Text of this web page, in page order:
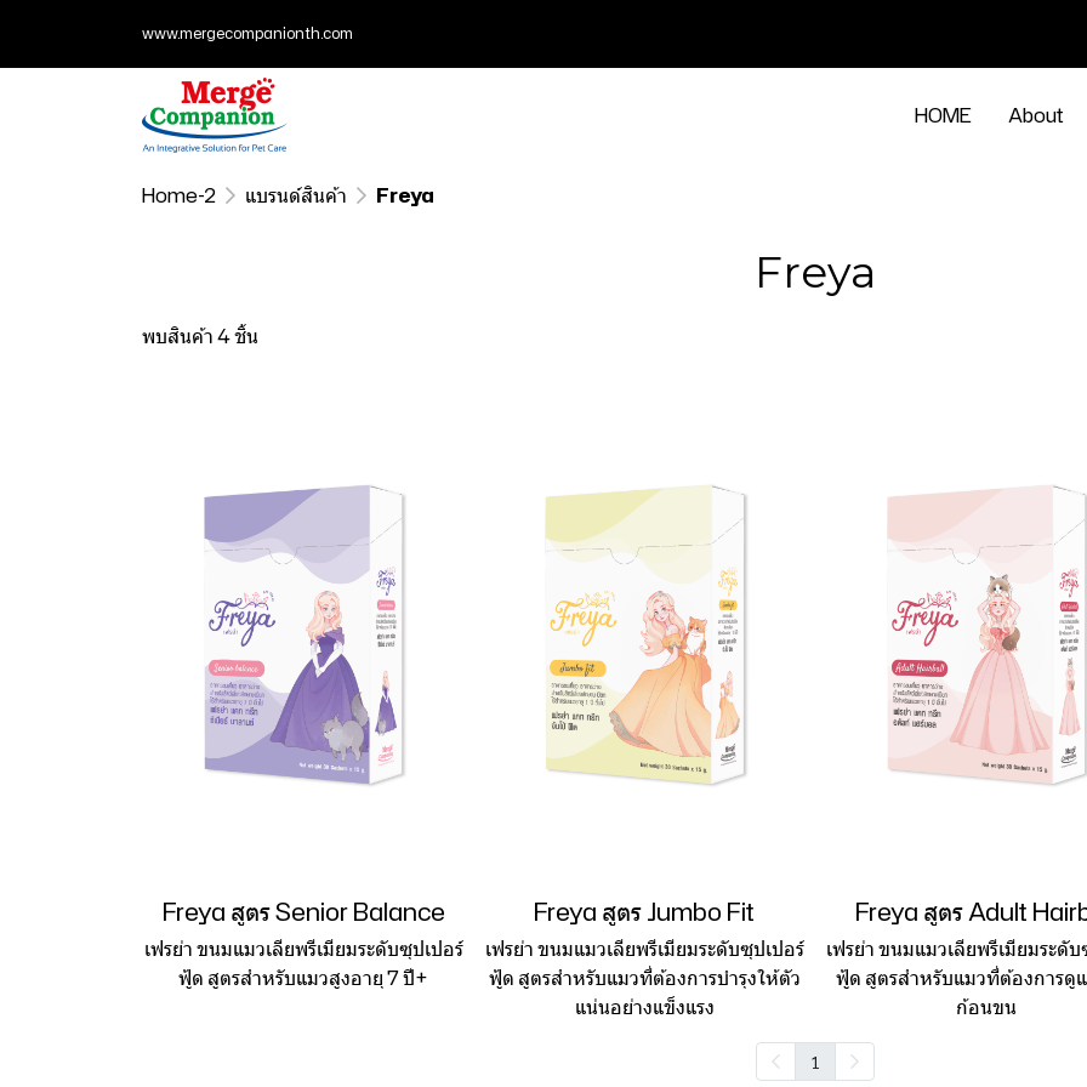
www.mergecompanionth.com
HOME About
Home-2 แบรนด์สินค้า Freya
Freya
พบสินค้า 4 ชิ้น
Freya สูตร Senior Balance
เฟรย่า ขนมแมวเลียพรีเมียมระดับซุปเปอร์
ฟู้ด สูตรสำหรับแมวสูงอายุ 7 ปี+
Freya สูตร Jumbo Fit
เฟรย่า ขนมแมวเลียพรีเมียมระดับซุปเปอร์
ฟู้ด สูตรสำหรับแมวที่ต้องการบำรุงให้ตัว
แน่นอย่างแข็งแรง
Freya สูตร Adult
เฟรย่า ขนมแมวเลียพรีเมียมระดั
ฟู้ด สูตรสำหรับแมวที่ต้องการดูแ
ก้อนขน
1